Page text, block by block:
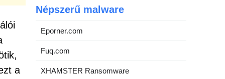
a
Népszerű malware
Eporner.com
Fuq.com
XHAMSTER Ransomware